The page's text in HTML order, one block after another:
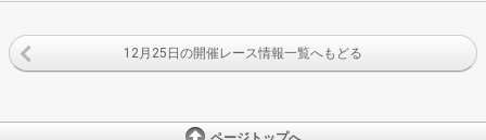
12月25日の開催レース情報一覧へもどる